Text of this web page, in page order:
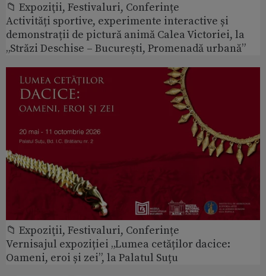
📁 Expoziţii, Festivaluri, Conferințe
Activități sportive, experimente interactive și
demonstrații de pictură animă Calea Victoriei, la
„Străzi Deschise – București, Promenadă urbană”
📁 Expoziţii, Festivaluri, Conferințe
Vernisajul expoziției „Lumea cetăților dacice:
Oameni, eroi și zei”, la Palatul Suțu